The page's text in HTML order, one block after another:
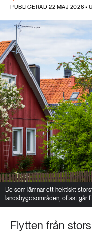
PUBLICERAD 22 MAJ 2026 •
De som lämnar ett hektiskt
landsbygdsområden, oftast går
Flytten från